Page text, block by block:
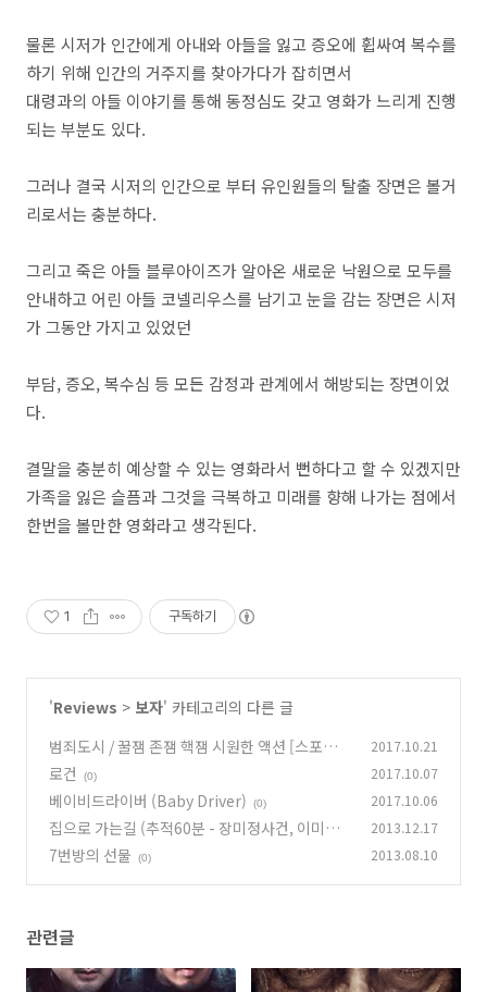
물론 시저가 인간에게 아내와 아들을 잃고 증오에 휩싸여 복수를
하기 위해 인간의 거주지를 찾아가다가 잡히면서
대령과의 아들 이야기를 통해 동정심도 갖고 영화가 느리게 진행
되는 부분도 있다.
그러나 결국 시저의 인간으로 부터 유인원들의 탈출 장면은 볼거
리로서는 충분하다.
그리고 죽은 아들 블루아이즈가 알아온 새로운 낙원으로 모두를
안내하고 어린 아들 코넬리우스를 남기고 눈을 감는 장면은 시저
가 그동안 가지고 있었던
부담, 증오, 복수심 등 모든 감정과 관계에서 해방되는 장면이었
다.
결말을 충분히 예상할 수 있는 영화라서 뻔하다고 할 수 있겠지만
가족을 잃은 슬픔과 그것을 극복하고 미래를 향해 나가는 점에서
한번을 볼만한 영화라고 생각된다.
1 구독하기
'Reviews > 보자' 카테고리의 다른 글
범죄도시 / 꿀잼 존잼 핵잼 시원한 액션 [스포주
의] 쿠키영상
2017.10.21
로건 (0) 2017.10.07
베이비드라이버 (Baby Driver) (0) 2017.10.06
집으로 가는길 (추적60분 - 장미정사건, 이미지
수정) (3)
2013.12.17
7번방의 선물 (0) 2013.08.10
관련글